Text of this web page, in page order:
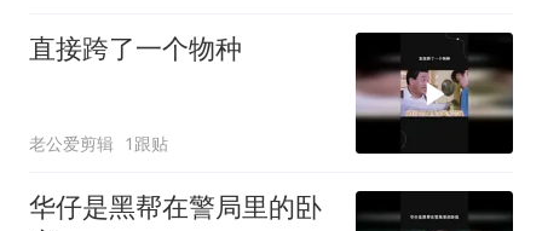
直接跨了一个物种
老公爱剪辑 1跟贴
华仔是黑帮在警局里的卧